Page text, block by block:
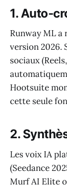
1. Auto-
Runway ML a
version 2026.
sociaux
Hootsuite
cette seule
2.
Les voix IA
(Seedance
Murf AI Elite